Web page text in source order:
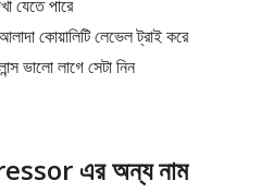
যেতে পারে
কোয়ালিটি লেভেল ট্রাই করে
ভালো লাগে সেটা নিন
এর অন্য নাম